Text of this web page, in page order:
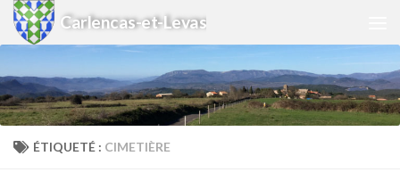
Skip to content
Carlencas-et-Levas
ÉTIQUETÉ : CIMETIÈRE